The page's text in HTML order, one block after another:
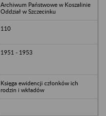
Archiwum Państwowe w Koszalinie
Oddział w Szczecinku
110
1951 - 1953
Księga ewidencji członków ich
rodzin i wkładów